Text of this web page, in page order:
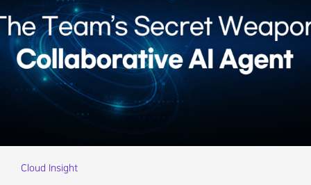
Cloud Insight